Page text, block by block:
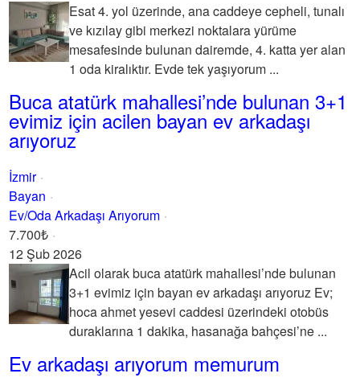
Esat 4. yol üzerinde, ana caddeye cepheli, tunalı
ve kızılay gibi merkezi noktalara yürüme
mesafesinde bulunan dairemde, 4. katta yer alan
1 oda kiralıktır. Evde tek yaşıyorum ...
Buca atatürk mahallesi’nde bulunan 3+1
evimiz için acilen bayan ev arkadaşı
arıyoruz
İzmir
Bayan
Ev/Oda Arkadaşı Arıyorum
7.700₺
12 Şub 2026
Acil olarak buca atatürk mahallesi’nde bulunan
3+1 evimiz için bayan ev arkadaşı arıyoruz Ev;
hoca ahmet yesevi caddesi üzerindeki otobüs
duraklarına 1 dakika, hasanağa bahçesi’ne ...
Ev arkadaşı arıyorum memurum